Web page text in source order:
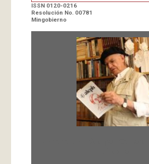
ISSN 0120-0216
Resolución No. 00781
Mingobierno